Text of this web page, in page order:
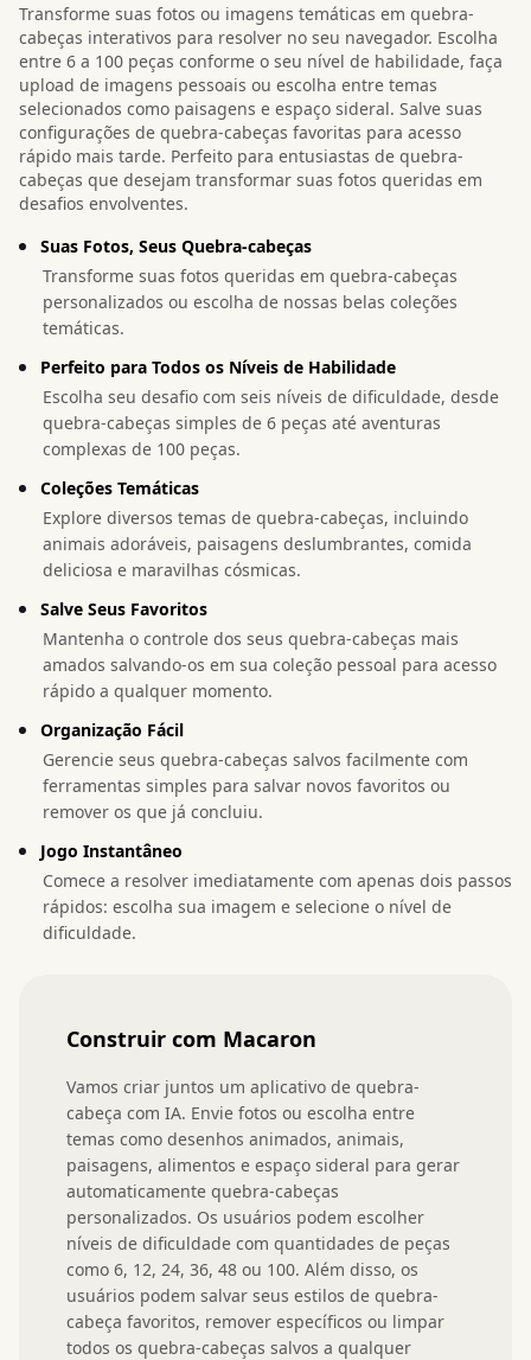
Transforme suas fotos ou imagens temáticas em quebra-
cabeças interativos para resolver no seu navegador. Escolha
entre 6 a 100 peças conforme o seu nível de habilidade, faça
upload de imagens pessoais ou escolha entre temas
selecionados como paisagens e espaço sideral. Salve suas
configurações de quebra-cabeças favoritas para acesso
rápido mais tarde. Perfeito para entusiastas de quebra-
cabeças que desejam transformar suas fotos queridas em
desafios envolventes.
Suas Fotos, Seus Quebra-cabeças
Transforme suas fotos queridas em quebra-cabeças
personalizados ou escolha de nossas belas coleções
temáticas.
Perfeito para Todos os Níveis de Habilidade
Escolha seu desafio com seis níveis de dificuldade, desde
quebra-cabeças simples de 6 peças até aventuras
complexas de 100 peças.
Coleções Temáticas
Explore diversos temas de quebra-cabeças, incluindo
animais adoráveis, paisagens deslumbrantes, comida
deliciosa e maravilhas cósmicas.
Salve Seus Favoritos
Mantenha o controle dos seus quebra-cabeças mais
amados salvando-os em sua coleção pessoal para acesso
rápido a qualquer momento.
Organização Fácil
Gerencie seus quebra-cabeças salvos facilmente com
ferramentas simples para salvar novos favoritos ou
remover os que já concluiu.
Jogo Instantâneo
Comece a resolver imediatamente com apenas dois passos
rápidos: escolha sua imagem e selecione o nível de
dificuldade.
Construir com Macaron
Vamos criar juntos um aplicativo de quebra-
cabeça com IA. Envie fotos ou escolha entre
temas como desenhos animados, animais,
paisagens, alimentos e espaço sideral para gerar
automaticamente quebra-cabeças
personalizados. Os usuários podem escolher
níveis de dificuldade com quantidades de peças
como 6, 12, 24, 36, 48 ou 100. Além disso, os
usuários podem salvar seus estilos de quebra-
cabeça favoritos, remover específicos ou limpar
todos os quebra-cabeças salvos a qualquer